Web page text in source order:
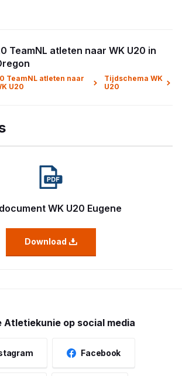
TeamNL atleten naar WK U20 in
TeamNL atleten naar
U20
Tijdschema WK
U20
WK U20 Eugene
Download
Atletiekunie op social media
Facebook